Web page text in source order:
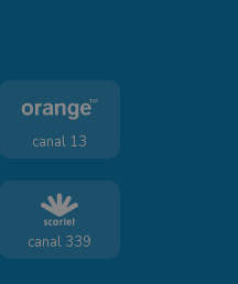
canal 13
canal 339